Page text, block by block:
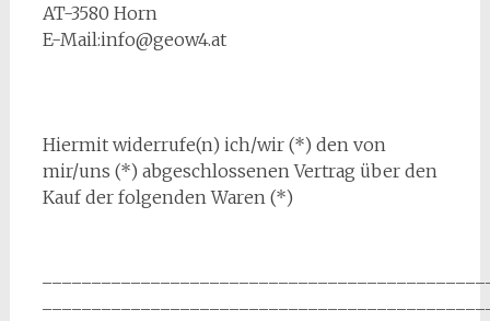
AT-3580 Horn
E-Mail:info@geow4.at
Hiermit widerrufe(n) ich/wir (*) den von
mir/uns (*) abgeschlossenen Vertrag über den
Kauf der folgenden Waren (*)